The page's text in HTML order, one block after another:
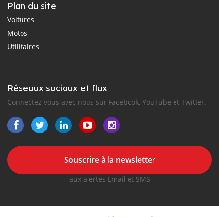
Plan du site
Voitures
Motos
Utilitaires
Réseaux sociaux et flux
Connectez-vous avec nous sur Facebook, YouTube et Twitter.
Souscrire à la newsletter
aux alertes Email et SMS